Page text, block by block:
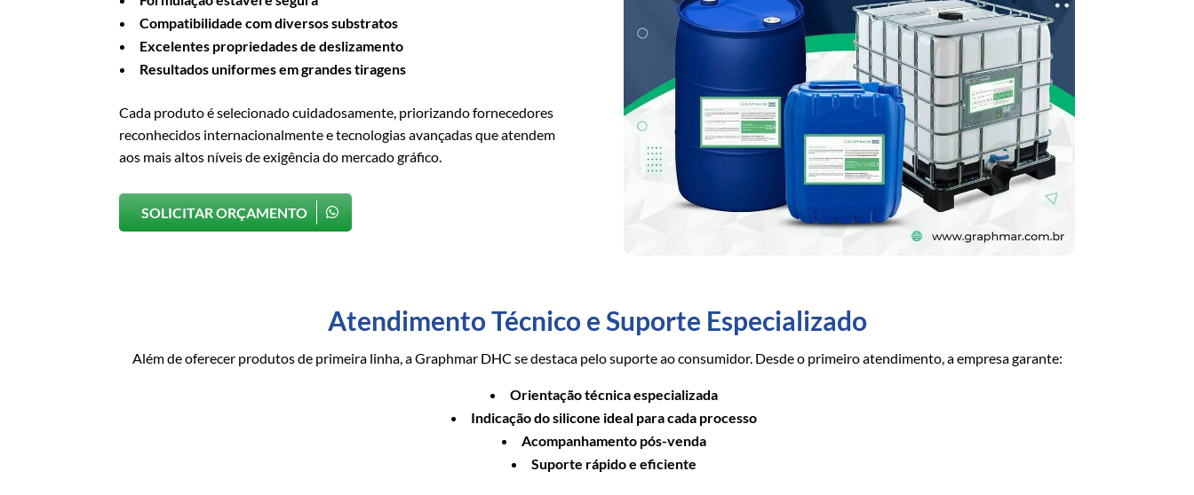
Compatibilidade com diversos substratos
Excelentes propriedades de deslizamento
Resultados uniformes em grandes tiragens
Cada produto é selecionado cuidadosamente, priorizando fornecedores
reconhecidos internacionalmente e tecnologias avançadas que atendem
aos mais altos níveis de exigência do mercado gráfico.
SOLICITAR ORÇAMENTO
Atendimento Técnico e Suporte Especializado
Além de oferecer produtos de primeira linha, a Graphmar DHC se destaca pelo suporte ao consumidor. Desde o primeiro atendimento, a empresa garante:
Orientação técnica especializada
Indicação do silicone ideal para cada processo
Acompanhamento pós-venda
Suporte rápido e eficiente